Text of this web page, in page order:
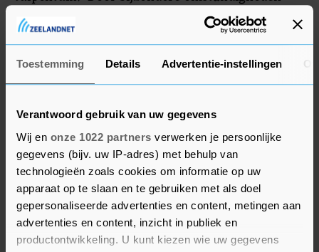
Toestemming Details Advertentie-instellingen
Verantwoord gebruik van uw gegevens
Wij en onze 1022 partners verwerken je persoonlijke
gegevens (bijv. uw IP-adres) met behulp van
technologieën zoals cookies om informatie op uw
apparaat op te slaan en te gebruiken met als doel
gepersonaliseerde advertenties en content, metingen aan
advertenties en content, inzicht in publiek en
productontwikkeling. U kunt kiezen wie uw gegevens
heb ik een jaar in jullie mooie Madrid mogen
wonen. De warmte waarmee ik ontvangen ben
heeft ervoor gezorgd dat het ook, voor een tijdje,
mijn thuis kon worden", schreef ze. "Daarvoor wil
mogelijk heeft gemaakt enorm bedanken."